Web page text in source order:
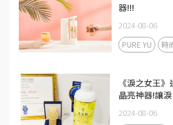
器!!!
2024-08-06
PURE YU 時
《淚之女王》
晶亮神器!讓
2024-08-06